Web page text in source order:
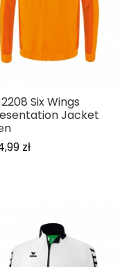
Six Wings
Jacket
zł